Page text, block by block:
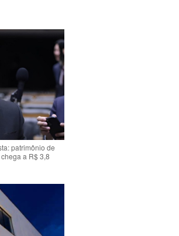
patrimônio de
a R$ 3,8